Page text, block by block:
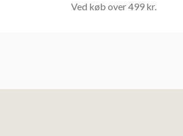
Ved køb over 499 kr.